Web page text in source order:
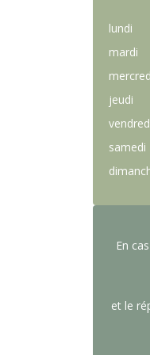
lundi
mardi
jeudi
samedi
En
et le